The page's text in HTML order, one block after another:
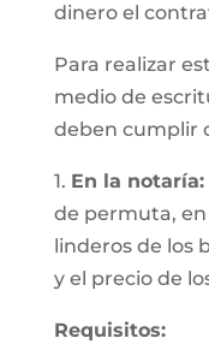
dinero el
Para realizar
medio de
deben cumplir
1. En la notaría:
de permuta, en
linderos de los
y el precio de
Requisitos: